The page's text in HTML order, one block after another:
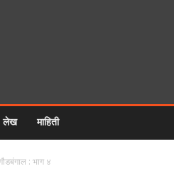
लेख माहिती
: भाग ४